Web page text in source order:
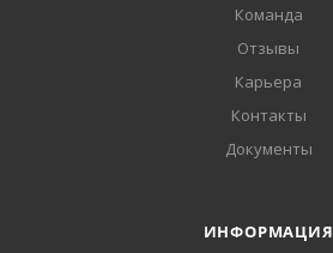
Команда
Отзывы
Карьера
Контакты
Документы
ИНФОРМАЦИЯ